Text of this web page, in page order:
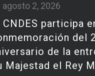
agosto 2, 2026
CNDES participa
del
de la
Majestad el Rey